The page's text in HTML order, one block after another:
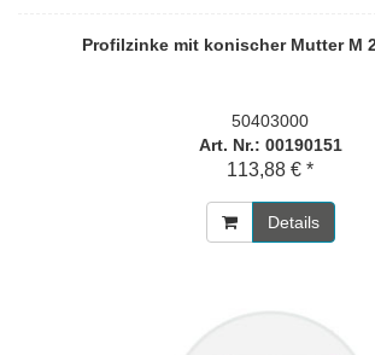
Profilzinke mit konischer Mutter M
50403000
Art. Nr.: 00190151
113,88 € *
Details